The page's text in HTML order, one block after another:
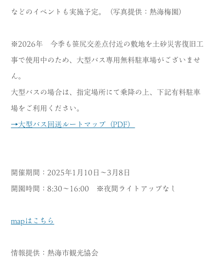
ABOUT
EVENT
ACCESS
COLUMN
などのイベントも実施予定。（写真提供：熱海梅園）
※2026年 今季も笹尻交差点付近の敷地を土砂災害復旧工
事で使用中のため、大型バス専用無料駐車場がございませ
ん。
大型バスの場合は、指定場所にて乗降の上、下記有料駐車
場をご利用ください。
→大型バス回送ルートマップ（PDF）
開催期間：2025年1月10日～3月8日
開園時間：8:30～16:00 ※夜間ライトアップなし
mapはこちら
情報提供：熱海市観光協会